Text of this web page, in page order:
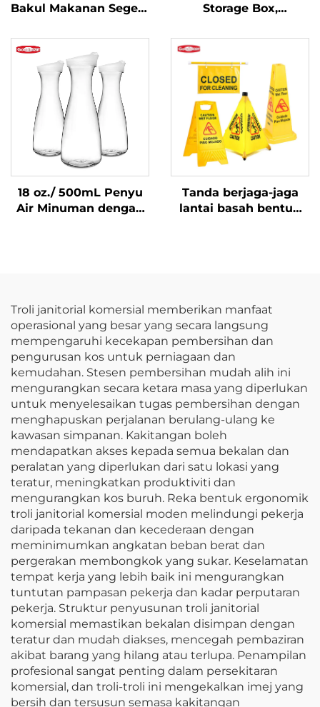
Bakul Makanan Segera
Hitam, SE3017BK
Storage Box,
18 oz./ 500mL Penyu
Air Minuman dengan
Tanda berjaga-jaga
lantai basah bentuk
Troli janitorial komersial memberikan manfaat
operasional yang besar yang secara langsung
mempengaruhi kecekapan pembersihan dan
pengurusan kos untuk perniagaan dan
kemudahan. Stesen pembersihan mudah alih ini
mengurangkan secara ketara masa yang diperlukan
untuk menyelesaikan tugas pembersihan dengan
menghapuskan perjalanan berulang-ulang ke
kawasan simpanan. Kakitangan boleh
mendapatkan akses kepada semua bekalan dan
peralatan yang diperlukan dari satu lokasi yang
teratur, meningkatkan produktiviti dan
mengurangkan kos buruh. Reka bentuk ergonomik
troli janitorial komersial moden melindungi pekerja
daripada tekanan dan kecederaan dengan
meminimumkan angkatan beban berat dan
pergerakan membongkok yang sukar. Keselamatan
tempat kerja yang lebih baik ini mengurangkan
tuntutan pampasan pekerja dan kadar perputaran
pekerja. Struktur penyusunan troli janitorial
komersial memastikan bekalan disimpan dengan
teratur dan mudah diakses, mencegah pembaziran
akibat barang yang hilang atau terlupa. Penampilan
profesional sangat penting dalam persekitaran
komersial, dan troli-troli ini mengekalkan imej yang
bersih dan tersusun semasa kakitangan